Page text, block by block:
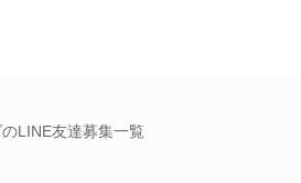
LINE友達募集一覧